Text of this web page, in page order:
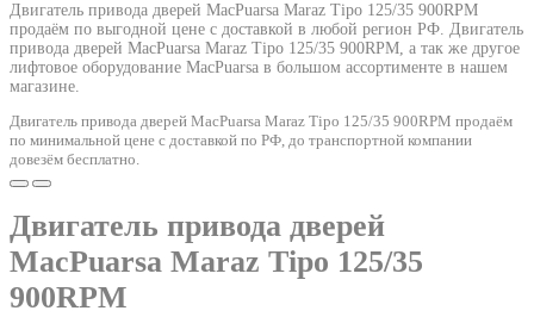
Двигатель привода дверей MacPuarsa Maraz Tipo 125/35 900RPM
продаём по выгодной цене с доставкой в любой регион РФ. Двигатель
привода дверей MacPuarsa Maraz Tipo 125/35 900RPM, а так же другое
лифтовое оборудование MacPuarsa в большом ассортименте в нашем
магазине.
Двигатель привода дверей MacPuarsa Maraz Tipo 125/35 900RPM продаём
по минимальной цене с доставкой по РФ, до транспортной компании
довезём бесплатно.
Двигатель привода дверей
MacPuarsa Maraz Tipo 125/35
900RPM